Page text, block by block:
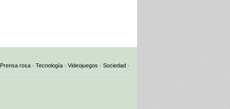
Prensa rosa · Tecnología · Videojuegos · Sociedad ·